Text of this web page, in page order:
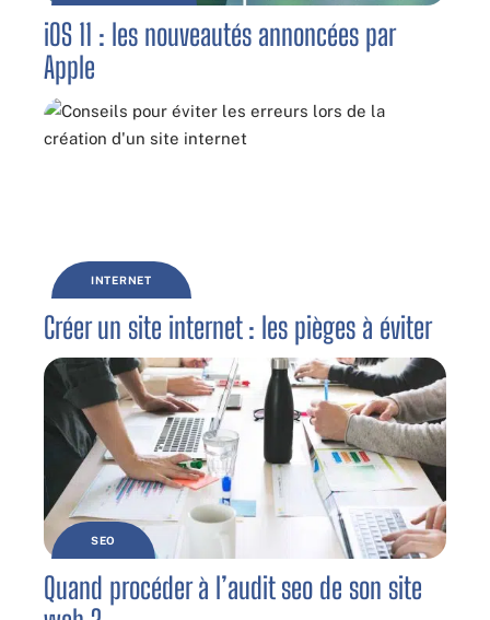
iOS 11 : les nouveautés annoncées par
Apple
INTERNET
Créer un site internet : les pièges à éviter
SEO
Quand procéder à l’audit seo de son site